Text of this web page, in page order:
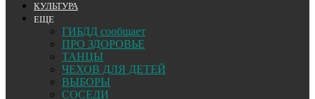
КУЛЬТУРА
ЕЩЕ
ГИБДД сообщает
ПРО ЗДОРОВЬЕ
ТАНЦЫ
ЧЕХОВ ДЛЯ ДЕТЕЙ
ВЫБОРЫ
СОСЕДИ